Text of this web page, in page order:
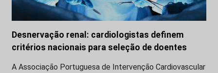
Desnervação renal: cardiologistas definem
critérios nacionais para seleção de doentes
A Associação Portuguesa de Intervenção Cardiovascular